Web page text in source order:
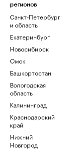
регионов
Санкт-Петербург
и область
Екатеринбург
Новосибирск
Омск
Башкортостан
Вологодская
область
Калининград
Краснодарский
край
Нижний
Новгород